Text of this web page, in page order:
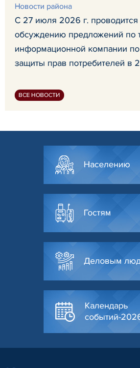
Новости района
С 27 июля 2026 г.
обсуждению предложений по
информационной компании
защиты прав потребителей в
ВСЕ НОВОСТИ
Населению
Гостям
Деловым
Календарь
событий-